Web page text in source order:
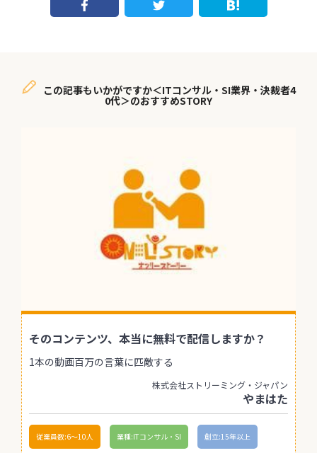
この記事もいかがですか＜ITコンサル・SI業界・決裁者4
0代＞のおすすめSTORY
そのコンテンツ、本当に無料で配信しますか？
1本の動画百万の言葉に匹敵する
株式会社ストリーミング・ジャパン
やまはた
従業員数:6～10人 業種:ITコンサル・SI 創立:15年以上